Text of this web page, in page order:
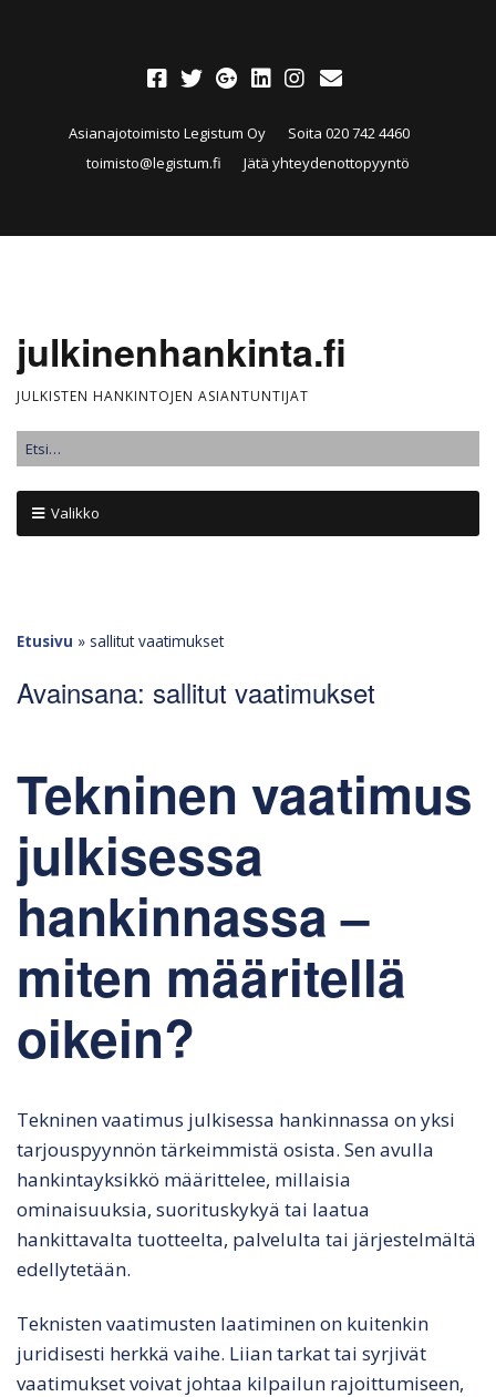
Asianajotoimisto Legistum Oy
Soita 020 742 4460
toimisto@legistum.fi
Jätä yhteydenottopyyntö
julkinenhankinta.fi
JULKISTEN HANKINTOJEN ASIANTUNTIJAT
Valikko
Etusivu » sallitut vaatimukset
Avainsana: sallitut vaatimukset
Tekninen vaatimus
julkisessa
hankinnassa –
miten määritellä
oikein?
Tekninen vaatimus julkisessa hankinnassa on yksi
tarjouspyynnön tärkeimmistä osista. Sen avulla
hankintayksikkö määrittelee, millaisia
ominaisuuksia, suorituskykyä tai laatua
hankittavalta tuotteelta, palvelulta tai järjestelmältä
edellytetään.
Teknisten vaatimusten laatiminen on kuitenkin
juridisesti herkkä vaihe. Liian tarkat tai syrjivät
vaatimukset voivat johtaa kilpailun rajoittumiseen,